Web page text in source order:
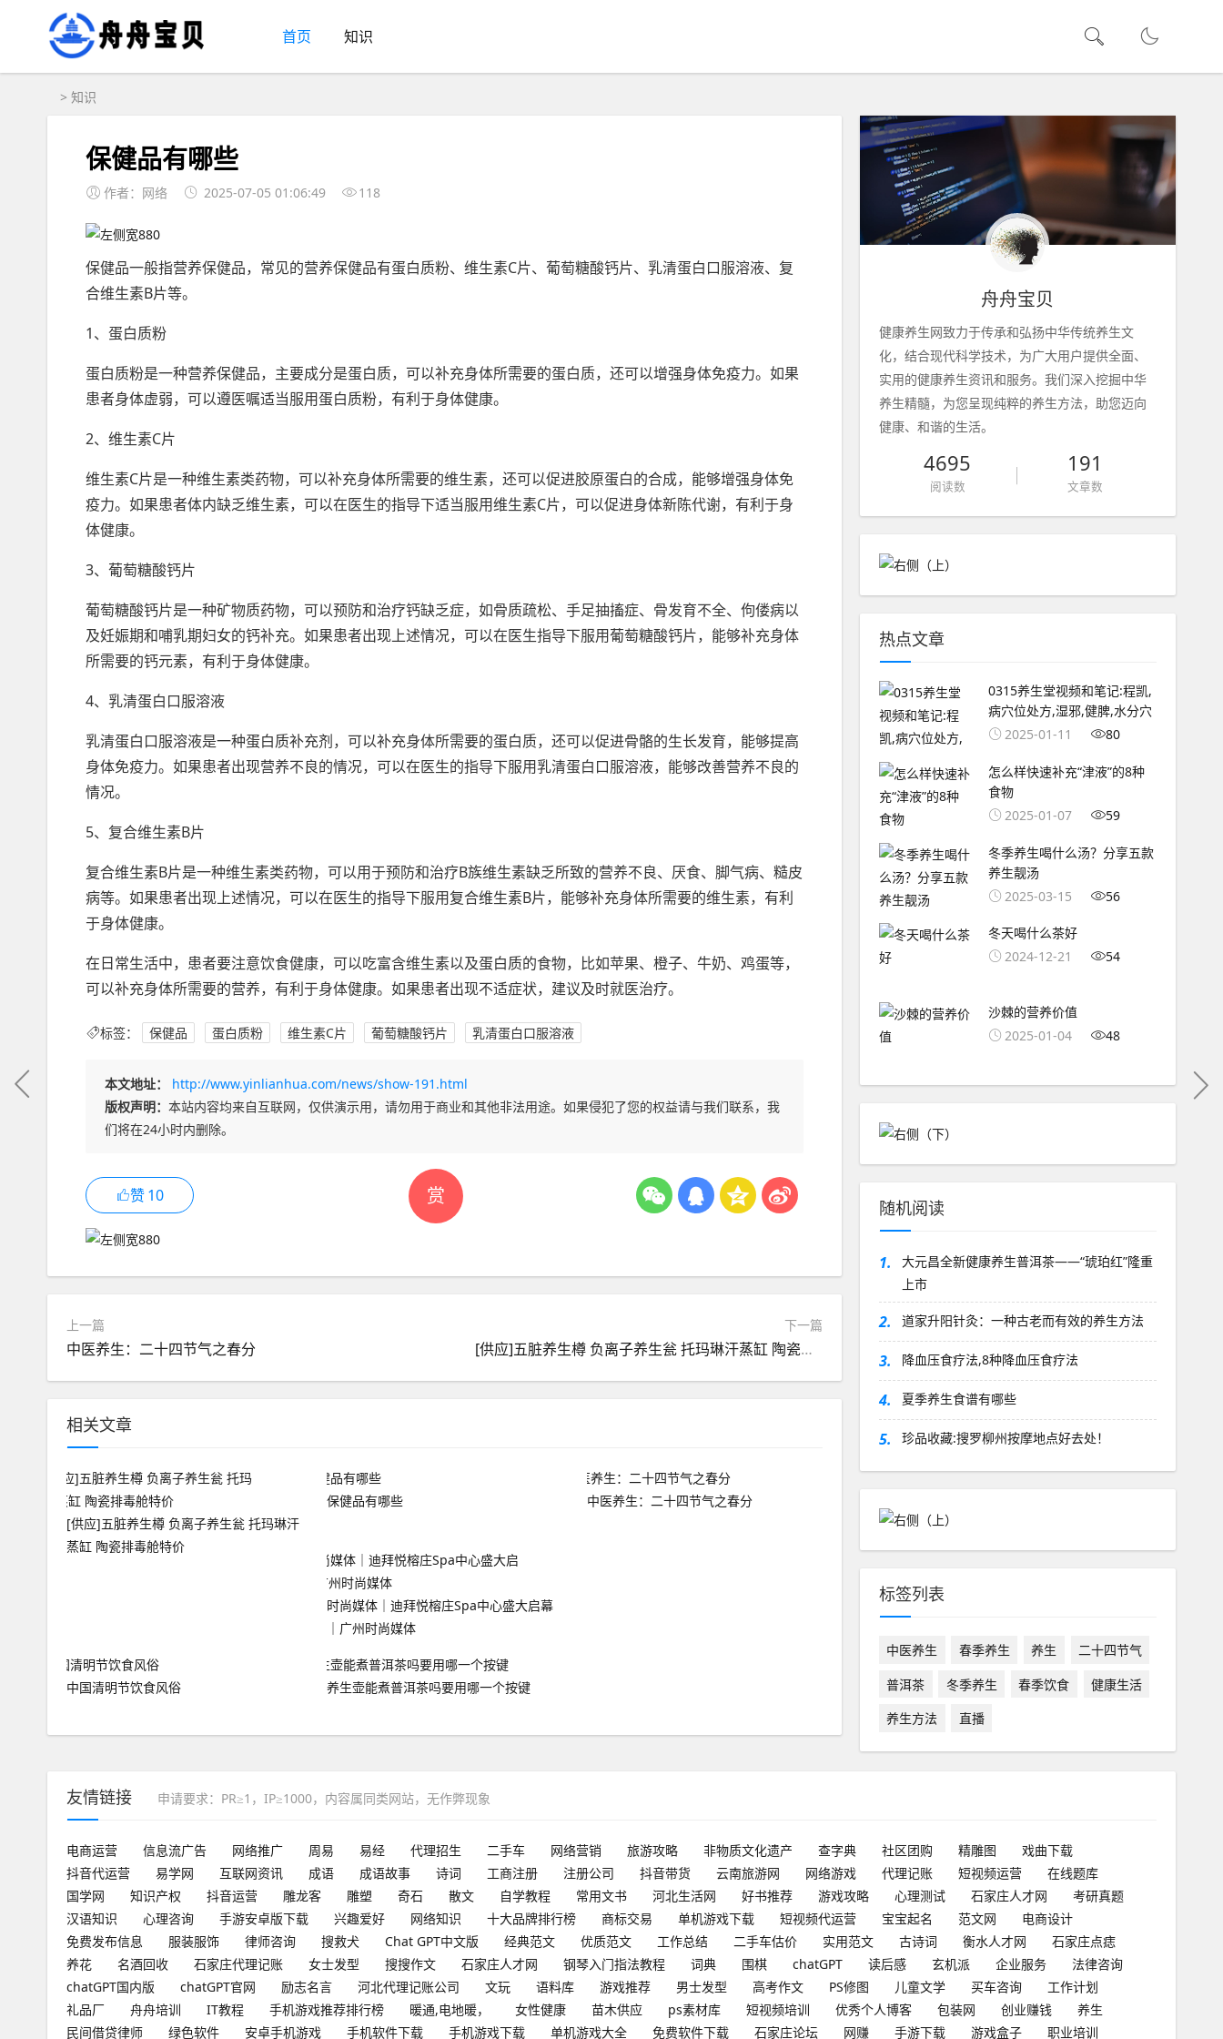
首页 知识
> 知识
保健品有哪些
作者：网络 2025-07-05 01:06:49 118
保健品一般指营养保健品，常见的营养保健品有蛋白质粉、维生素C片、葡萄糖酸钙片、乳清蛋白口服溶液、复
合维生素B片等。
1、蛋白质粉
蛋白质粉是一种营养保健品，主要成分是蛋白质，可以补充身体所需要的蛋白质，还可以增强身体免疫力。如果
患者身体虚弱，可以遵医嘱适当服用蛋白质粉，有利于身体健康。
2、维生素C片
维生素C片是一种维生素类药物，可以补充身体所需要的维生素，还可以促进胶原蛋白的合成，能够增强身体免
疫力。如果患者体内缺乏维生素，可以在医生的指导下适当服用维生素C片，可以促进身体新陈代谢，有利于身
体健康。
3、葡萄糖酸钙片
葡萄糖酸钙片是一种矿物质药物，可以预防和治疗钙缺乏症，如骨质疏松、手足抽搐症、骨发育不全、佝偻病以
及妊娠期和哺乳期妇女的钙补充。如果患者出现上述情况，可以在医生指导下服用葡萄糖酸钙片，能够补充身体
所需要的钙元素，有利于身体健康。
4、乳清蛋白口服溶液
乳清蛋白口服溶液是一种蛋白质补充剂，可以补充身体所需要的蛋白质，还可以促进骨骼的生长发育，能够提高
身体免疫力。如果患者出现营养不良的情况，可以在医生的指导下服用乳清蛋白口服溶液，能够改善营养不良的
情况。
5、复合维生素B片
复合维生素B片是一种维生素类药物，可以用于预防和治疗B族维生素缺乏所致的营养不良、厌食、脚气病、糙皮
病等。如果患者出现上述情况，可以在医生的指导下服用复合维生素B片，能够补充身体所需要的维生素，有利
于身体健康。
在日常生活中，患者要注意饮食健康，可以吃富含维生素以及蛋白质的食物，比如苹果、橙子、牛奶、鸡蛋等，
可以补充身体所需要的营养，有利于身体健康。如果患者出现不适症状，建议及时就医治疗。
标签： 保健品 蛋白质粉 维生素C片 葡萄糖酸钙片 乳清蛋白口服溶液
赏
本文地址：
http://www.yinlianhua.com/news/show-191.html
版权声明： 本站内容均来自互联网，仅供演示用，请勿用于商业和其他非法用途。如果侵犯了您的权益请与我们联系，我
们将在24小时内删除。
赞10
上一篇
中医养生：二十四节气之春分
下一篇
[供应]五脏养生樽 负离子养生瓮 托玛琳汗蒸缸 陶瓷排毒舱特价
相关文章
[供应]五脏养生樽 负离子养生瓮 托玛琳汗
蒸缸 陶瓷排毒舱特价
保健品有哪些 中医养生：二十四节气之春分
时尚媒体｜迪拜悦榕庄Spa中心盛大启幕
｜广州时尚媒体
中国清明节饮食风俗 养生壶能煮普洱茶吗要用哪一个按键
舟舟宝贝
健康养生网致力于传承和弘扬中华传统养生文
化，结合现代科学技术，为广大用户提供全面、
实用的健康养生资讯和服务。我们深入挖掘中华
养生精髓，为您呈现纯粹的养生方法，助您迈向
健康、和谐的生活。
4695
阅读数
191
文章数
热点文章
0315养生堂视频和笔记:程凯,
病穴位处方,湿邪,健脾,水分穴
2025-01-11
80
怎么样快速补充“津液”的8种
食物
2025-01-07
59
冬季养生喝什么汤？分享五款
养生靓汤
2025-03-15
56
冬天喝什么茶好
2024-12-21
54
沙棘的营养价值
2025-01-04
48
随机阅读
1.
大元昌全新健康养生普洱茶——“琥珀红”隆重
上市
2. 道家升阳针灸：一种古老而有效的养生方法
3. 降血压食疗法,8种降血压食疗法
4. 夏季养生食谱有哪些
5. 珍品收藏:搜罗柳州按摩地点好去处！
标签列表
中医养生 春季养生 养生
二十四节气
普洱茶
冬季养生 春季饮食
健康生活
养生方法
直播
友情链接 申请要求：PR≥1，IP≥1000，内容属同类网站，无作弊现象
电商运营 信息流广告 网络推广 周易 易经 代理招生 二手车 网络营销 旅游攻略 非物质文化遗产 查字典 社区团购 精雕图
戏曲下载
抖音代运营
易学网 互联网资讯 成语 成语故事 诗词 工商注册 注册公司 抖音带货 云南旅游网 网络游戏 代理记账 短视频运营
在线题库
国学网
知识产权 抖音运营 雕龙客 雕塑 奇石 散文 自学教程 常用文书 河北生活网 好书推荐 游戏攻略 心理测试 石家庄人才网
考研真题
汉语知识
心理咨询 手游安卓版下载 兴趣爱好 网络知识 十大品牌排行榜 商标交易 单机游戏下载 短视频代运营 宝宝起名 范文网
电商设计
免费发布信息
服装服饰 律师咨询 搜救犬 Chat GPT中文版 经典范文 优质范文 工作总结 二手车估价 实用范文 古诗词 衡水人才网
石家庄点痣
养花
名酒回收 石家庄代理记账 女士发型 搜搜作文 石家庄人才网 钢琴入门指法教程 词典 围棋 chatGPT 读后感 玄机派 企业服务
法律咨询
chatGPT国内版
chatGPT官网 励志名言 河北代理记账公司 文玩 语料库 游戏推荐 男士发型 高考作文 PS修图 儿童文学 买车咨询
工作计划
礼品厂
舟舟培训 IT教程 手机游戏推荐排行榜 暖通,电地暖， 女性健康 苗木供应 ps素材库 短视频培训 优秀个人博客 包装网 创业赚钱
养生
民间借贷律师
绿色软件 安卓手机游戏 手机软件下载 手机游戏下载 单机游戏大全 免费软件下载 石家庄论坛 网赚 手游下载 游戏盒子 职业培训